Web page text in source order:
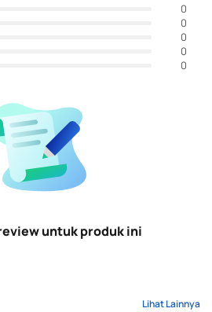
0
0
0
0
0
untuk produk ini
Lihat Lainnya